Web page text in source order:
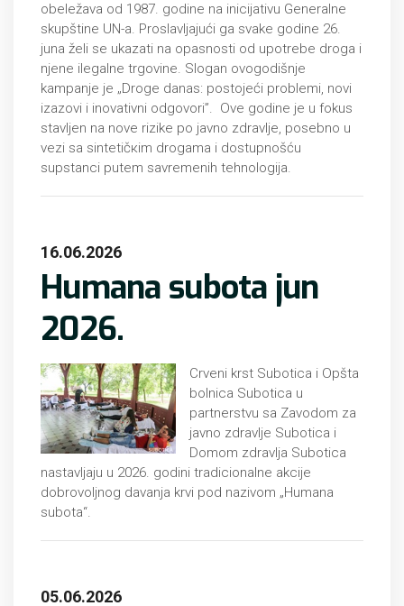
obeležava od 1987. godine na inicijativu Generalne
skupštine UN-a. Proslavljajući ga svake godine 26.
juna želi se ukazati na opasnosti od upotrebe droga i
njene ilegalne trgovine. Slogan ovogodišnje
kampanje je „Drоgе dаnаs: pоstојеći prоblеmi, nоvi
izаzоvi i inоvаtivni оdgоvоri”. Ove godine je u fokus
stavljen na nоve rizike pо јаvnо zdrаvljе, pоsеbnо u
vеzi sа sintеtičкim drоgаmа i dоstupnоšću
supstаnci putеm sаvrеmеnih tеhnоlоgiја.
16.06.2026
Humana subota jun
2026.
Crveni krst Subotica i Opšta
bolnica Subotica u
partnerstvu sa Zavodom za
javno zdravlje Subotica i
Domom zdravlja Subotica
nastavljaju u 2026. godini tradicionalne akcije
dobrovoljnog davanja krvi pod nazivom „Humana
subota“.
05.06.2026